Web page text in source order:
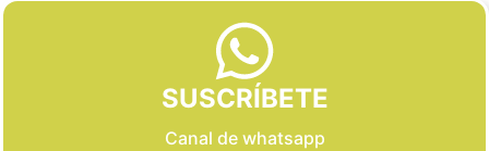
SUSCRÍBETE
Canal de whatsapp